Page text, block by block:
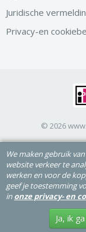
Juridische
Privacy-en
© 2026
We maken gebruik
website verkeer te
werken en voor de
geef je toestemming
in onze privacy- en
Ja, ik